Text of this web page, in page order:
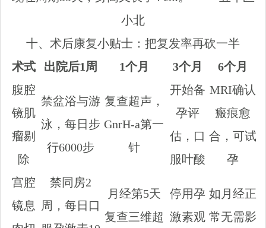
小北
十、术后康复小贴士：把复发率再砍一半
术式
出院后1周 1个月 3个月
6个月
腹腔
镜肌
瘤剔
除
禁盆浴与游
泳，每日步
行6000步
复查超声，
GnrH-a第一
针
开始备
孕评
估，口
服叶酸
MRI确认
瘢痕愈
合，可试
孕
宫腔
镜息
禁同房2
周，每日口
月经第5天
复查三维超
停用孕
激素观
如月经正
常无需影